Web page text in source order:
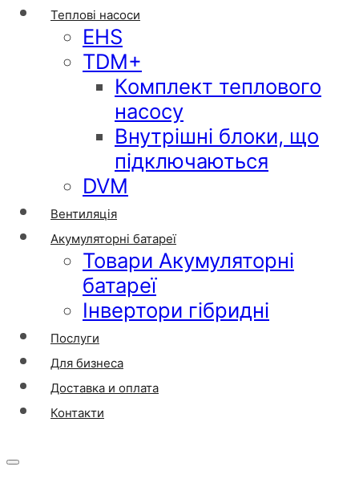
Теплові насоси
EHS
TDM+
Комплект теплового
насосу
Внутрішні блоки, що
підключаються
DVM
Вентиляція
Акумуляторні батареї
Товари Акумуляторні
батареї
Інвертори гібридні
Послуги
Для бизнеса
Доставка и оплата
Контакти